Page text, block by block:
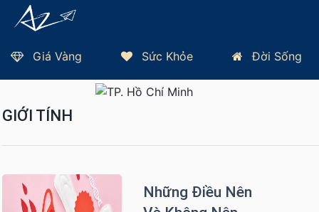
Giá Vàng Sức Khỏe Đời Sống
Trang Chủ Sức Khỏe Giới Tính
GIỚI TÍNH
Những Điều Nên